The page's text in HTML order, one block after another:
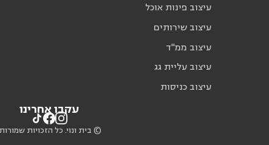
עיצוב פינות אוכל
עיצוב שירותים
עיצוב ממ"ד
עיצוב עליית גג
עיצוב כניסות
עקבו אחרינו
© בית ונוי. כל הזכויות